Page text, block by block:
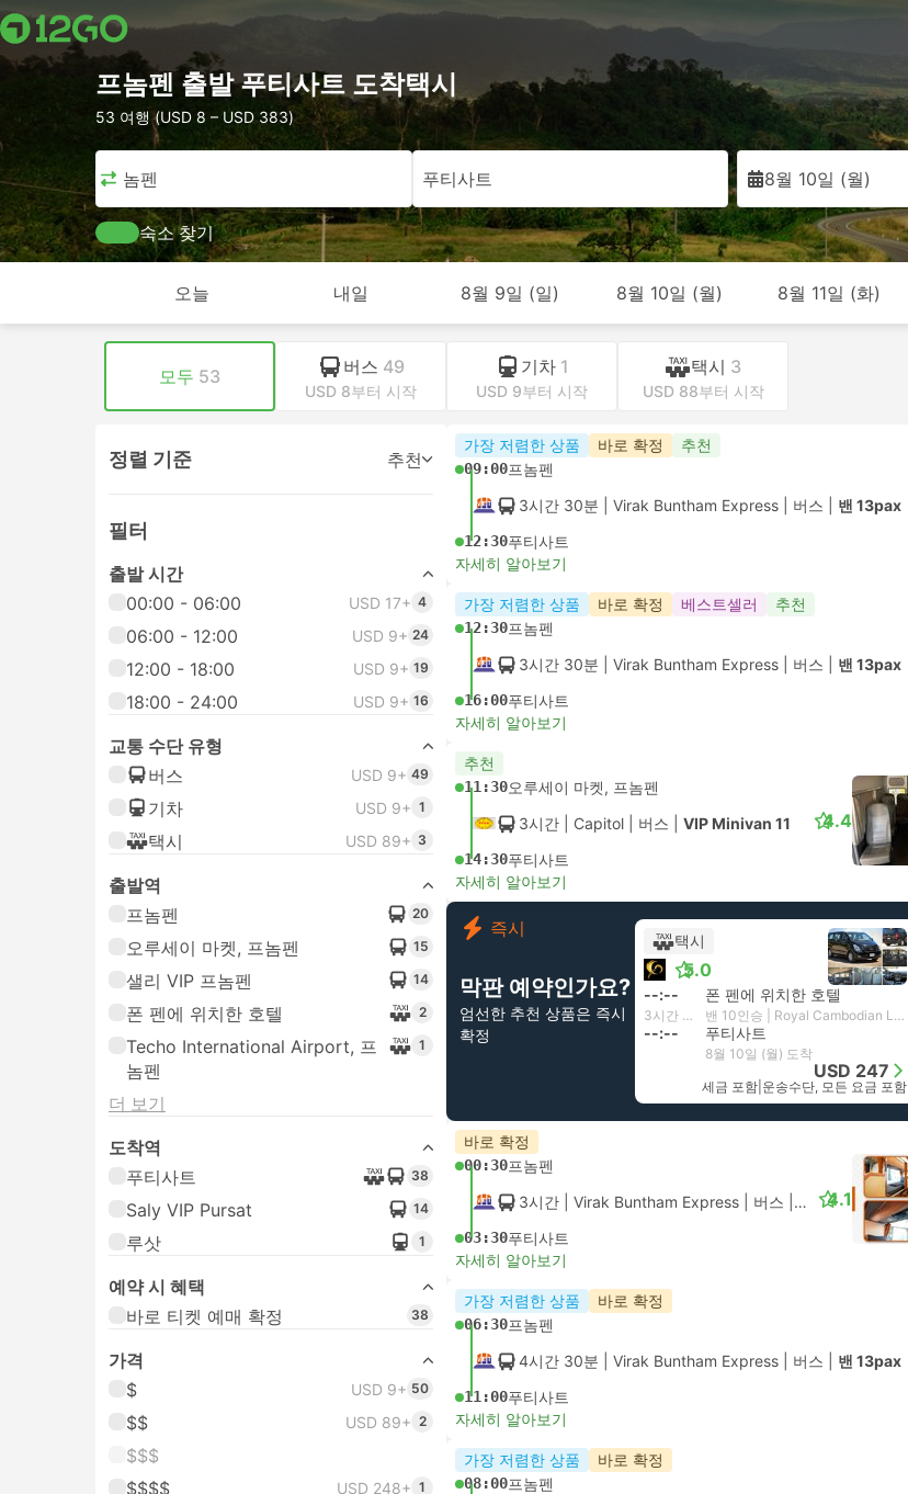
프놈펜 출발 푸티사트 도착택시
53 여행 (USD 8 – USD 383)
프놈펜 푸티사트 8월 10일 (월)
숙소 찾기
오늘 내일 8월 9일 (일) 8월 10일 (월) 8월 11일 (화)
모두 53 버스 49
USD 8부터 시작
기차 1
USD 9부터 시작
택시 3
USD 88부터 시작
정렬 기준 추천
필터
출발 시간
00:00 - 06:00
USD 17+ 4
06:00 - 12:00 USD 9+ 24
12:00 - 18:00 USD 9+ 19
18:00 - 24:00 USD 9+ 16
교통 수단 유형
버스
USD 9+ 49
기차 USD 9+ 1
택시 USD 89+ 3
출발역
프놈펜
20
오루세이 마켓, 프놈펜 15
샐리 VIP 프놈펜 14
폰 펜에 위치한 호텔 2
Techo International Airport, 프
놈펜
1
더 보기
도착역
푸티사트
38
Saly VIP Pursat 14
루삿 1
예약 시 혜택
바로 티켓 예매 확정
38
가격
$
USD 9+ 50
$$ USD 89+ 2
$$$
$$$$
USD 248+ 1
가장 저렴한 상품 바로 확정 추천
09:00프놈펜
3시간 30분 | Virak Buntham Express 버스 밴 13pax
12:30푸티사트
자세히 알아보기
가장 저렴한 상품 바로 확정 베스트셀러 추천
12:30프놈펜
3시간 30분 | Virak Buntham Express 버스 밴 13pax
16:00푸티사트
자세히 알아보기
추천
11:30오루세이 마켓, 프놈펜
3시간 | Capitol 버스 VIP Minivan 11
14:30푸티사트
4.4
자세히 알아보기
즉시
막판 예약인가요?
엄선한 추천 상품은 즉시
확정
택시
5.0
--:-- 폰 펜에 위치한 호텔
3시간 30분 밴 10인승 | Royal Cambodian Limousine
--:-- 푸티사트
8월 10일 (월) 도착
USD 247
세금 포함 운송수단, 모든 요금 포함
바로 확정
00:30프놈펜
3시간 | Virak Buntham Express 버스 Luxury Hotel
03:30푸티사트
4.1
자세히 알아보기
가장 저렴한 상품 바로 확정
06:30프놈펜
4시간 30분 | Virak Buntham Express 버스 밴 13pax
11:00푸티사트
자세히 알아보기
가장 저렴한 상품 바로 확정
08:00프놈펜